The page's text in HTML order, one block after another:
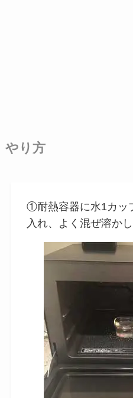
やり方
①耐熱容器に水1カッ
入れ、よく混ぜ溶かし